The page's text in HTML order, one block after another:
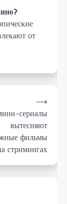
от
сериалы
вытесняют
фильмы
стримингах
⟶